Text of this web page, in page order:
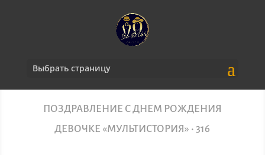
Выбрать страницу
ПОЗДРАВЛЕНИЕ С ДНЕМ РОЖДЕНИЯ
ДЕВОЧКЕ «МУЛЬТИСТОРИЯ» • 316